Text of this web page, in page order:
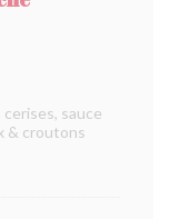
sauce
& croutons